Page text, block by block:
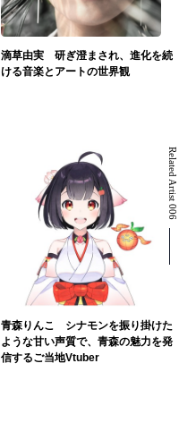
滴草由実 研ぎ澄まされ、進化を続
ける音楽とアートの世界観
Related Artist 006
青森りんこ シナモンを振り掛けた
ような甘い声質で、青森の魅力を発
信するご当地Vtuber